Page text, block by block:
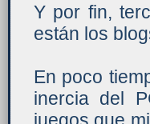
Y por fin,
están los
En poco
inercia del
juegos que